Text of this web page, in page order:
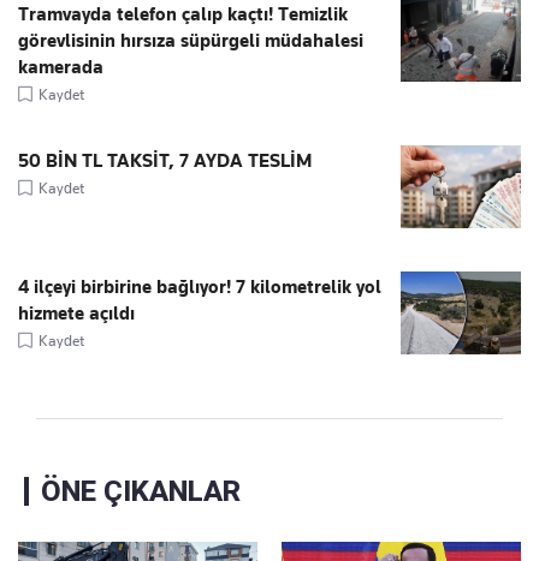
Tramvayda telefon çalıp kaçtı! Temizlik
görevlisinin hırsıza süpürgeli müdahalesi
kamerada
Kaydet
50 BİN TL TAKSİT, 7 AYDA TESLİM
Kaydet
4 ilçeyi birbirine bağlıyor! 7 kilometrelik yol
hizmete açıldı
Kaydet
ÖNE ÇIKANLAR